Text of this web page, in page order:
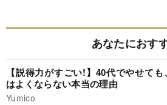
あなたにおす
【説得力がすごい!】40代でやせて
はよくならない本当の理由
Yumico